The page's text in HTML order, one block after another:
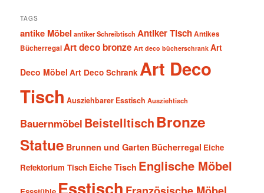
TAGS
antike Möbel antiker Schreibtisch Antiker TischAntikes
BücherregalArt deco bronze Art deco bücherschrank Art
Deco Möbel Art Deco Schrank Art Deco
Tisch Ausziehbarer Esstisch Ausziehtisch
Bauernmöbel Beistelltisch Bronze
Statue Brunnen und Garten Bücherregal Eiche
Refektorium Tisch Eiche Tisch Englische Möbel
Esstisch